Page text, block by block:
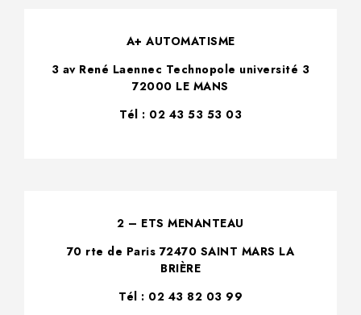
A+ AUTOMATISME
3 av René Laennec Technopole université 3
72000 LE MANS
Tél : 02 43 53 53 03
2 – ETS MENANTEAU
70 rte de Paris 72470 SAINT MARS LA
BRIÈRE
Tél : 02 43 82 03 99